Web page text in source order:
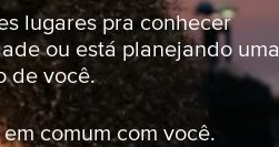
lugares pra conhecer
ou está planejando uma
de você.
comum com você.